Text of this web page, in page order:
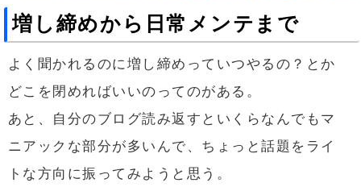
増し締めから日常メンテまで
よく聞かれるのに増し締めっていつやるの？とか
どこを閉めればいいのってのがある。
あと、自分のブログ読み返すといくらなんでもマ
ニアックな部分が多いんで、ちょっと話題をライ
トな方向に振ってみようと思う。